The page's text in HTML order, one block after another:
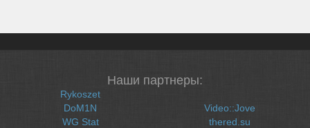
Наши партнеры:
Rykoszet
DoM1N
WG Stat
Video::Jove
thered.su